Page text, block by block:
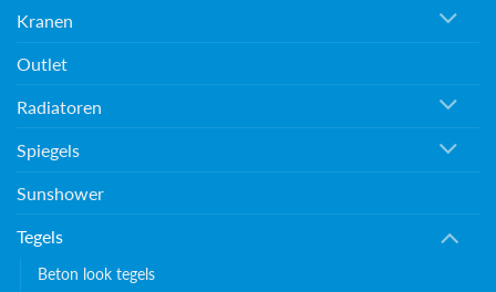
Kranen
Outlet
Radiatoren
Spiegels
Sunshower
Tegels
Beton look tegels